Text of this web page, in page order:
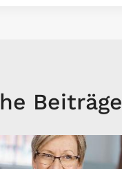
Beiträge